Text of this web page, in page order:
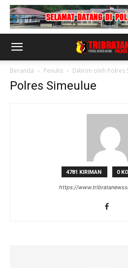
Beranda Penulis Dikirim oleh Polres
Polres Simeulue
4781 KIRIMAN 0
https://